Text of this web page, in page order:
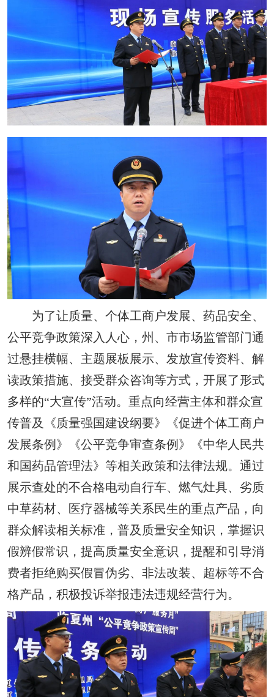
为了让质量、个体工商户发展、药品安全、
公平竞争政策深入人心，州、市市场监管部门通
过悬挂横幅、主题展板展示、发放宣传资料、解
读政策措施、接受群众咨询等方式，开展了形式
多样的“大宣传”活动。重点向经营主体和群众宣
传普及《质量强国建设纲要》《促进个体工商户
发展条例》《公平竞争审查条例》《中华人民共
和国药品管理法》等相关政策和法律法规。通过
展示查处的不合格电动自行车、燃气灶具、劣质
中草药材、医疗器械等关系民生的重点产品，向
群众解读相关标准，普及质量安全知识，掌握识
假辨假常识，提高质量安全意识，提醒和引导消
费者拒绝购买假冒伪劣、非法改装、超标等不合
格产品，积极投诉举报违法违规经营行为。